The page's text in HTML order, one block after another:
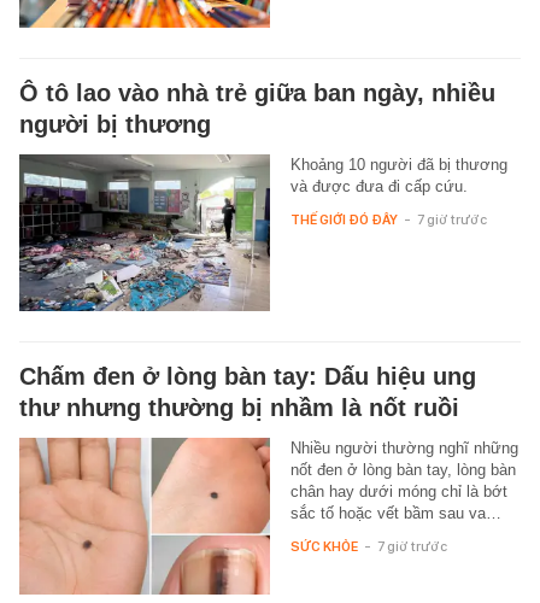
Ô tô lao vào nhà trẻ giữa ban ngày, nhiều
người bị thương
Khoảng 10 người đã bị thương
và được đưa đi cấp cứu.
THẾ GIỚI ĐÓ ĐÂY - 7 giờ trước
Chấm đen ở lòng bàn tay: Dấu hiệu ung
thư nhưng thường bị nhầm là nốt ruồi
Nhiều người thường nghĩ những
nốt đen ở lòng bàn tay, lòng bàn
chân hay dưới móng chỉ là bớt
sắc tố hoặc vết bầm sau va…
SỨC KHỎE - 7 giờ trước